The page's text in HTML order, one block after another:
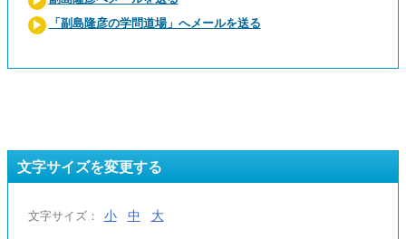
「副島隆彦の学問道場」へメールを送る
文字サイズを変更する
文字サイズ： 小 中 大